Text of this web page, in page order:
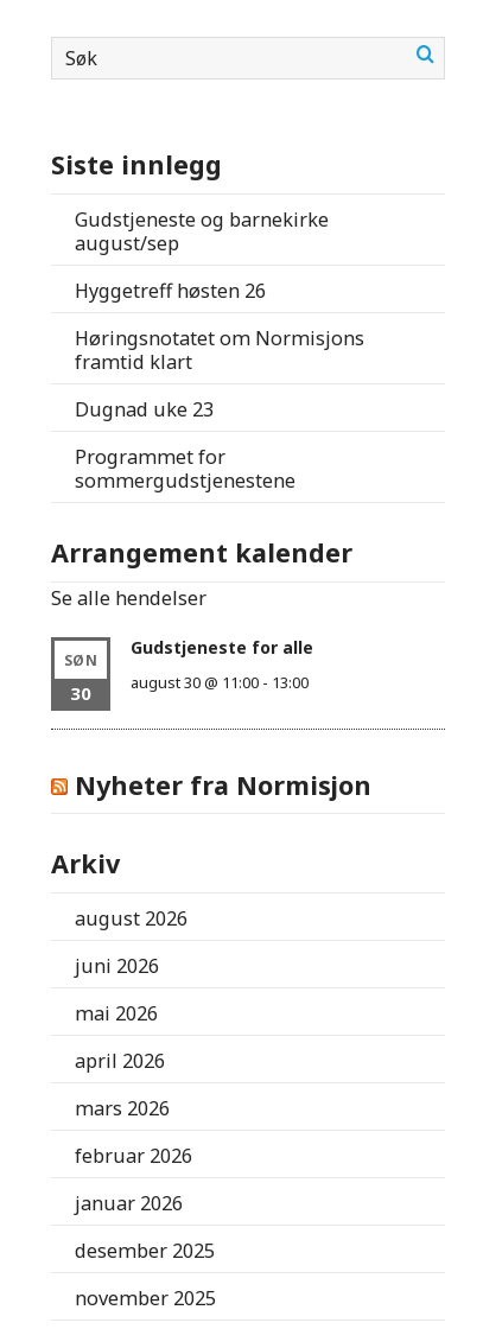
Siste innlegg
Gudstjeneste og barnekirke
august/sep
Hyggetreff høsten 26
Høringsnotatet om Normisjons
framtid klart
Dugnad uke 23
Programmet for
sommergudstjenestene
Arrangement kalender
Se alle hendelser
SØN
30
Gudstjeneste for alle
august 30 @ 11:00- 13:00
Nyheter fra Normisjon
Arkiv
august 2026
juni 2026
mai 2026
april 2026
mars 2026
februar 2026
januar 2026
desember 2025
november 2025